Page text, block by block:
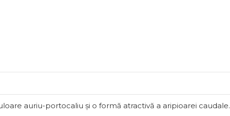
auriu-portocaliu și o formă atractivă a aripioarei caudale.